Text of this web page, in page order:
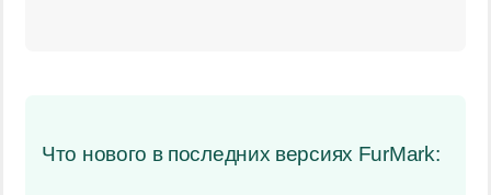
Что нового в последних версиях FurMark: